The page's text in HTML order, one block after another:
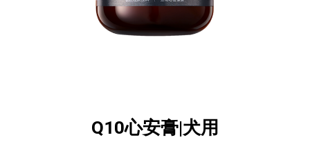
Q10心安膏|犬用